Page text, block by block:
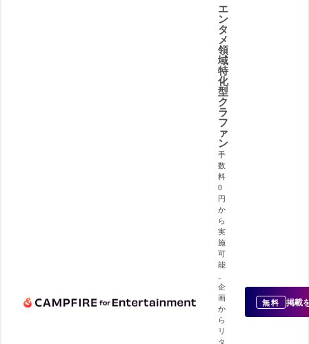
エ
ン
タ
メ
領
域
特
化
型
ク
ラ
フ
ァ
ン
手
数
料
0
円
か
ら
実
施
可
能
。
企
画
か
ら
リ
タ
無料 掲載